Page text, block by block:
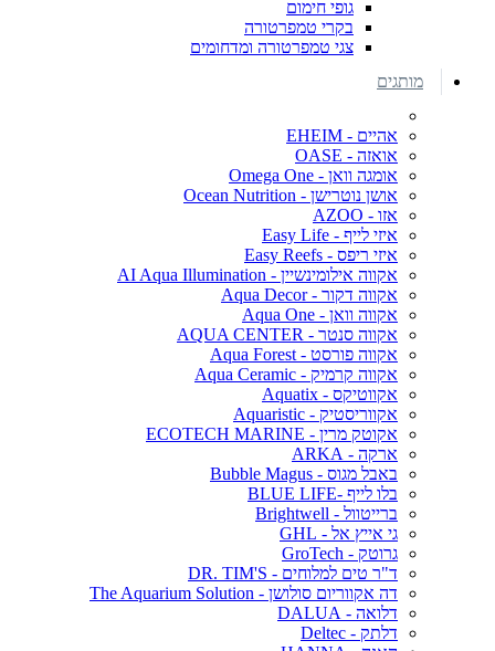
גופי חימום
בקרי טמפרטורה
צגי טמפרטורה ומדחומים
מותגים
אהיים - EHEIM
אואזה - OASE
אומגה וואן - Omega One
אושן נוטרישן - Ocean Nutrition
אזו - AZOO
איזי לייף - Easy Life
איזי ריפס - Easy Reefs
אקווה אילומינשיין - AI Aqua Illumination
אקווה דקור - Aqua Decor
אקווה וואן - Aqua One
אקווה סנטר - AQUA CENTER
אקווה פורסט - Aqua Forest
אקווה קרמיק - Aqua Ceramic
אקווטיקס - Aquatix
אקווריסטיק - Aquaristic
אקוטק מרין - ECOTECH MARINE
ארקה - ARKA
באבל מגוס - Bubble Magus
בלו לייף -BLUE LIFE
ברייטוול - Brightwell
גי אייץ אל - GHL
גרוטק - GroTech
ד"ר טים למלוחים - DR. TIM'S
דה אקווריום סולושן - The Aquarium Solution
דלואה - DALUA
דלתק - Deltec